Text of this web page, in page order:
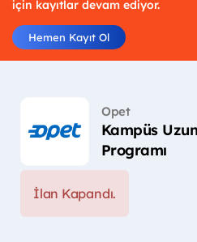
için kayıtlar devam ediyor.
Hemen Kayıt Ol
Opet
Kampüs
Programı
İlan Kapandı.